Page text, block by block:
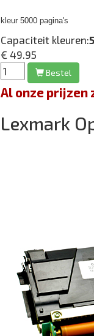
kleur 5000 pagina's
Capaciteit kleuren:
€ 49.95
Bestel
Al onze prijzen
Lexmark